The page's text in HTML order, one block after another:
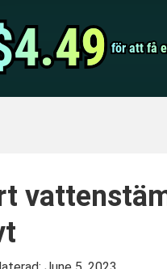
för att få
för att få